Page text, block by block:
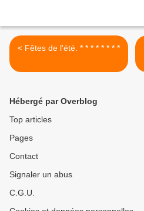
< Fêtes de l'été. * * * * * * * *
Hébergé par Overblog
Top articles
Pages
Contact
Signaler un abus
C.G.U.